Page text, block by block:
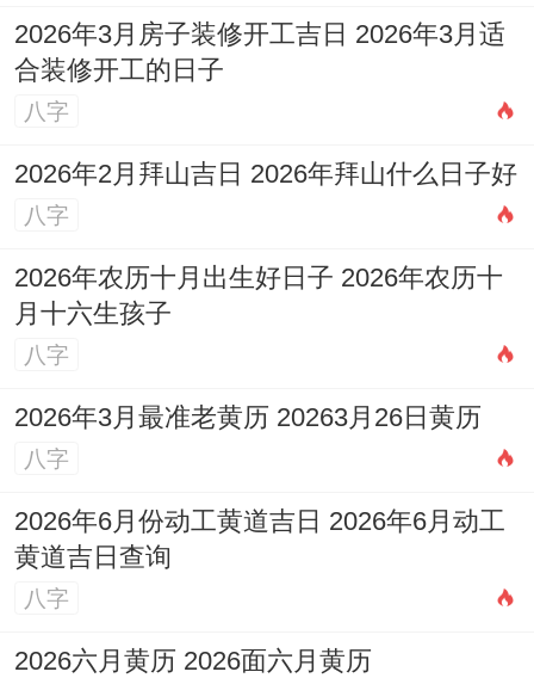
不冲当事人的生肖,特别是是项目的重要负责
人、法人或业主！
4月1日（乙巳日）冲
此日。
4月3日（丁未日）冲
此日。
4月10日（甲寅日）冲
此日！
（以此类推，详见上表「冲煞」栏）
在这事儿得这么看。为讲究的做法,是将候选
吉日同当事人的生辰八字相结合，通过想一
想日子的干支与个人八字的五行生克关系，
2026年3月房子装修开工吉日 2026年3月适
合装修开工的日子
八字
2026年2月拜山吉日 2026年拜山什么日子好
八字
2026年农历十月出生好日子 2026年农历十
月十六生孩子
八字
2026年3月最准老黄历 20263月26日黄历
八字
2026年6月份动工黄道吉日 2026年6月动工
黄道吉日查询
八字
2026六月黄历 2026面六月黄历